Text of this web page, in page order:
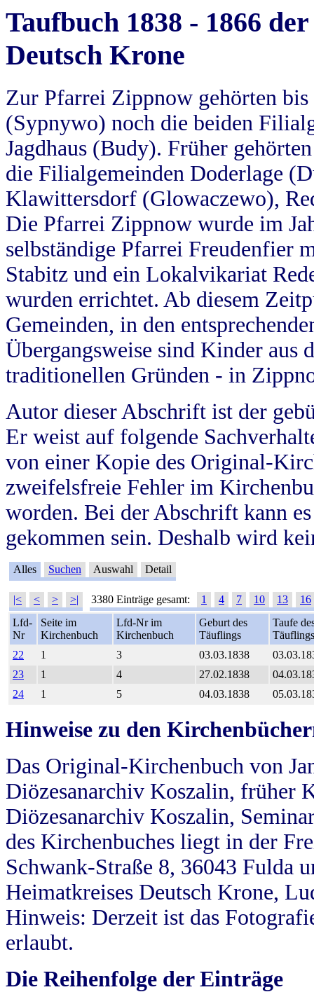
Taufbuch 1838 - 1866
Deutsch Krone
Zur Pfarrei Zippnow gehörten
(Sypnywo) noch die beiden
Jagdhaus (Budy). Früher
die Filialgemeinden Doderlage
Klawittersdorf (Glowaczewo),
Die Pfarrei Zippnow wurde im
selbständige Pfarrei Freudenfier
Stabitz und ein Lokalvikariat
wurden errichtet. Ab diesem
Gemeinden, in den
Übergangsweise sind Kinder aus
traditionellen Gründen - in
Autor dieser Abschrift ist der
Er weist auf folgende
von einer Kopie des Original-
zweifelsfreie Fehler im
worden. Bei der Abschrift kann
gekommen sein. Deshalb wird
Alles Suchen Auswahl Detail
|< < > >| 3380 Einträge gesamt: 1 4 7 10 13
16
Lfd-
Nr
Seite im
Kirchenbuch
Lfd-Nr im
Kirchenbuch
Geburt des
Täuflings
Taufe
Täuflings
22
1 3 03.03.1838
23
1 4 27.02.1838
24
1 5 04.03.1838
Hinweise zu den
Das Original-Kirchenbuch von
Diözesanarchiv Koszalin, früher
Diözesanarchiv Koszalin,
des Kirchenbuches liegt in der
Schwank-Straße 8, 36043 Fulda
Heimatkreises Deutsch Krone,
Hinweis: Derzeit ist das
erlaubt.
Die Reihenfolge der Einträge